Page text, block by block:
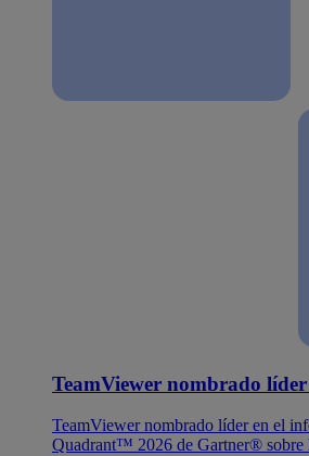
TeamViewer nombrado
TeamViewer nombrado líder en el
Quadrant™ 2026 de Gartner® sobre